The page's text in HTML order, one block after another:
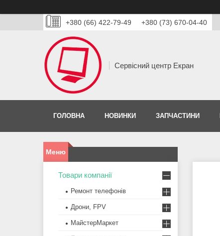
+380 (66) 422-79-49 +380 (73) 670-04-40
Сервісний центр Екран
ГОЛОВНА НОВИНКИ ЗАПЧАСТИНИ
Товари компанії
Ремонт телефонів
Дрони, FPV
МайстерМаркет